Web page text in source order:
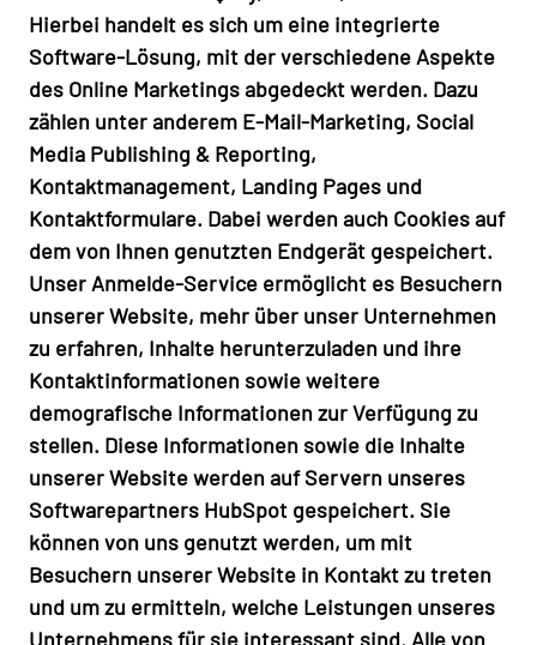
Hierbei handelt es sich um eine integrierte
Software-Lösung, mit der verschiedene Aspekte
des Online Marketings abgedeckt werden. Dazu
zählen unter anderem E-Mail-Marketing, Social
Media Publishing & Reporting,
Kontaktmanagement, Landing Pages und
Kontaktformulare. Dabei werden auch Cookies auf
dem von Ihnen genutzten Endgerät gespeichert.
Unser Anmelde-Service ermöglicht es Besuchern
unserer Website, mehr über unser Unternehmen
zu erfahren, Inhalte herunterzuladen und ihre
Kontaktinformationen sowie weitere
demografische Informationen zur Verfügung zu
stellen. Diese Informationen sowie die Inhalte
unserer Website werden auf Servern unseres
Softwarepartners HubSpot gespeichert. Sie
können von uns genutzt werden, um mit
Besuchern unserer Website in Kontakt zu treten
und um zu ermitteln, welche Leistungen unseres
Unternehmens für sie interessant sind. Alle von